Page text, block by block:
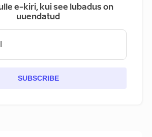
e-kiri, kui see lubadus on
uuendatud
SUBSCRIBE